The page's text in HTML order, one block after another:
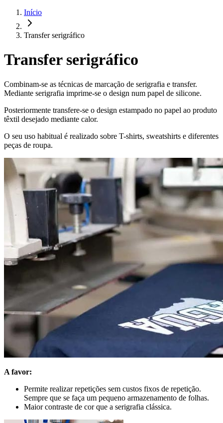
Início
Transfer serigráfico
Transfer serigráfico
Combinam-se as técnicas de marcação de serigrafia e transfer.
Mediante serigrafia imprime-se o design num papel de silicone.
Posteriormente transfere-se o design estampado no papel ao produto
têxtil desejado mediante calor.
O seu uso habitual é realizado sobre T-shirts, sweatshirts e diferentes
peças de roupa.
A favor:
Permite realizar repetições sem custos fixos de repetição.
Sempre que se faça um pequeno armazenamento de folhas.
Maior contraste de cor que a serigrafia clássica.